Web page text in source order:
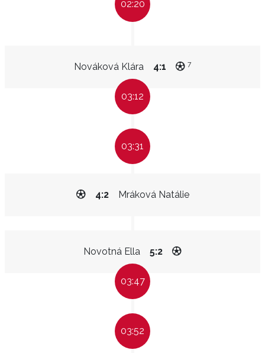
02:20
Nováková Klára 4:1 7
03:12
03:31
Mráková Natálie
4:2
Novotná Ella 5:2
03:47
03:52